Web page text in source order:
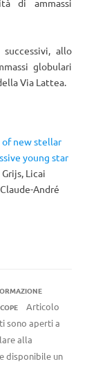
di ammassi
allo
globulari
Via Lattea.
new stellar
young star
Licai
André
Articolo
sono aperti a
alla
disponibile un